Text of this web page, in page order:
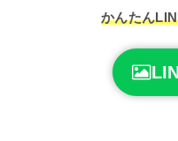
かんたん